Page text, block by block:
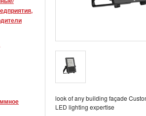
look of any building façade
LED lighting expertise